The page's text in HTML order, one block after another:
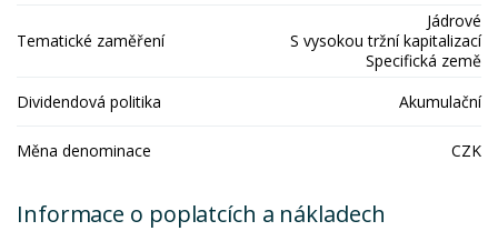
Tematické zaměření
Jádrové
S vysokou tržní kapitalizací
Specifická země
Dividendová politika
Akumulační
Měna denominace CZK
Informace o poplatcích a nákladech